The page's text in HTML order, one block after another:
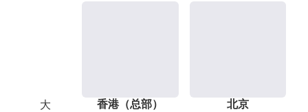
大
香港（总部） 北京